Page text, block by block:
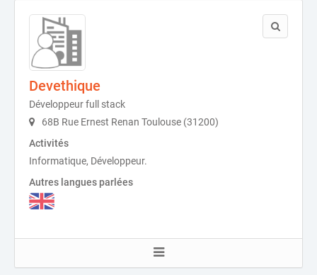
Devethique
Développeur full stack
68B Rue Ernest Renan Toulouse (31200)
Activités
Informatique, Développeur.
Autres langues parlées